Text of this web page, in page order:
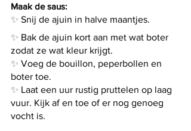
Maak de saus:
✨ Snij de ajuin in halve maantjes.
✨ Bak de ajuin kort aan met wat boter
zodat ze wat kleur krijgt.
✨ Voeg de bouillon, peperbollen en
boter toe.
✨ Laat een uur rustig pruttelen op laag
vuur. Kijk af en toe of er nog genoeg
vocht is.